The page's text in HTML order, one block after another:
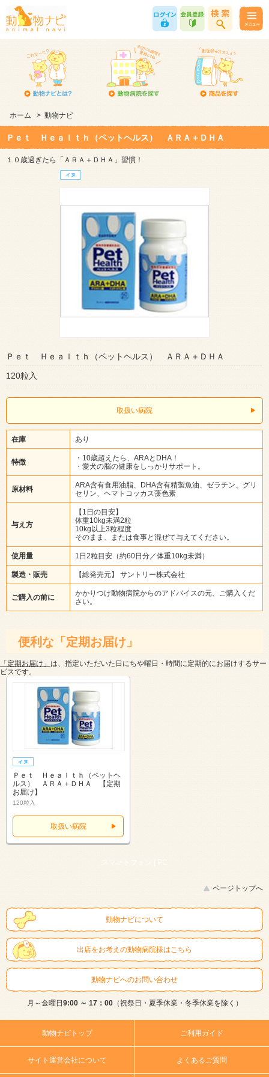
ホーム > 動物ナビ
Ｐｅｔ Ｈｅａｌｔｈ（ペットヘルス） ＡＲＡ＋ＤＨＡ
１０歳過ぎたら「ＡＲＡ＋ＤＨＡ」習慣！
Ｐｅｔ Ｈｅａｌｔｈ（ペットヘルス） ＡＲＡ＋ＤＨＡ
120粒入
取扱い病院
在庫 あり
特徴
・10歳超えたら、ARAとDHA！
・愛犬の脳の健康をしっかりサポート。
原材料
ARA含有食用油脂、DHA含有精製魚油、ゼラチン、グリ
セリン、ヘマトコッカス藻色素
与え方
【1日の目安】
体重10kg未満2粒
10kg以上3粒程度
そのまま、または食事と混ぜて与えてください。
使用量 1日2粒目安（約60日分／体重10kg未満）
製造・販売 【総発売元】 サントリー株式会社
ご購入の前に
かかりつけ動物病院からのアドバイスの元、ご購入くだ
さい。
便利な「定期お届け」
「定期お届け」 は、指定いただいた日にちや曜日・時間に定期的にお届けするサー
ビスです。
Ｐｅｔ Ｈｅａｌｔｈ（ペットヘ
ルス） ＡＲＡ＋ＤＨＡ 【定期
お届け】
120粒入
取扱い病院
スマートフォン | PC
ページトップへ
動物ナビについて
出店をお考えの動物病院様はこちら
動物ナビへのお問い合わせ
月～金曜日 9:00 ～ 17：00（祝祭日・夏季休業・冬季休業を除く）
動物ナビトップ ご利用ガイド
サイト運営会社について よくあるご質問